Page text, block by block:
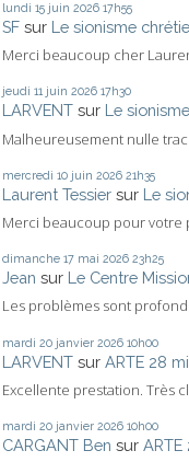
lundi 15 juin 2026 17h55
SF sur Le sionisme
Merci beaucoup cher
jeudi 11 juin 2026 17h30
LARVENT sur Le
Malheureusement nulle
mercredi 10 juin 2026 21h35
Laurent Tessier sur Le
Merci beaucoup pour votre
dimanche 17 mai 2026 23h25
Jean sur Le Centre
Les problèmes sont
mardi 20 janvier 2026 10h00
LARVENT sur ARTE 28
Excellente prestation. Très
mardi 20 janvier 2026 10h00
CARGANT Ben sur ARTE